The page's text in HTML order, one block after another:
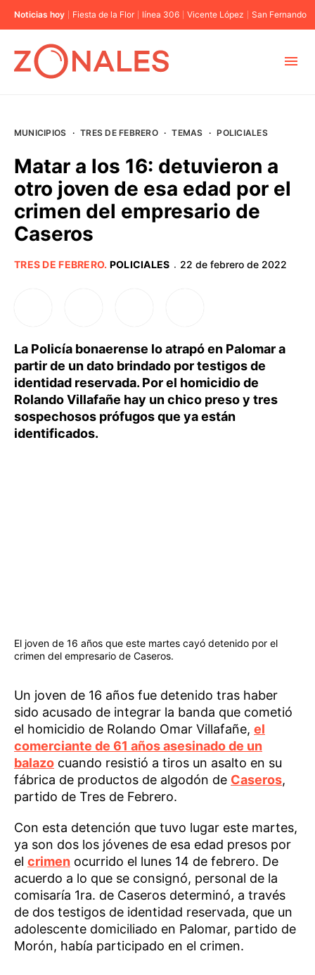
Noticias hoy Fiesta de la Flor línea 306 Vicente López San Fernando
BUENOS AIRES
PROVINCIAS
MUNICIPIOS · TRES DE FEBRERO · TEMAS · POLICIALES
Matar a los 16: detuvieron a
otro joven de esa edad por el
crimen del empresario de
Caseros
TRES DE FEBRERO. POLICIALES · 22 de febrero de 2022
La Policía bonaerense lo atrapó en Palomar a
partir de un dato brindado por testigos de
identidad reservada. Por el homicidio de
Rolando Villafañe hay un chico preso y tres
sospechosos prófugos que ya están
identificados.
El joven de 16 años que este martes cayó detenido por el
crimen del empresario de Caseros.
Un joven de 16 años fue detenido tras haber
sido acusado de integrar la banda que cometió
el homicidio de Rolando Omar Villafañe, el
comerciante de 61 años asesinado de un
balazo cuando resistió a tiros un asalto en su
fábrica de productos de algodón de Caseros,
partido de Tres de Febrero.
Con esta detención que tuvo lugar este martes,
ya son dos los jóvenes de esa edad presos por
el crimen ocurrido el lunes 14 de febrero. De
acuerdo a lo que se consignó, personal de la
comisaría 1ra. de Caseros determinó, a través
de dos testigos de identidad reservada, que un
adolescente domiciliado en Palomar, partido de
Morón, había participado en el crimen.